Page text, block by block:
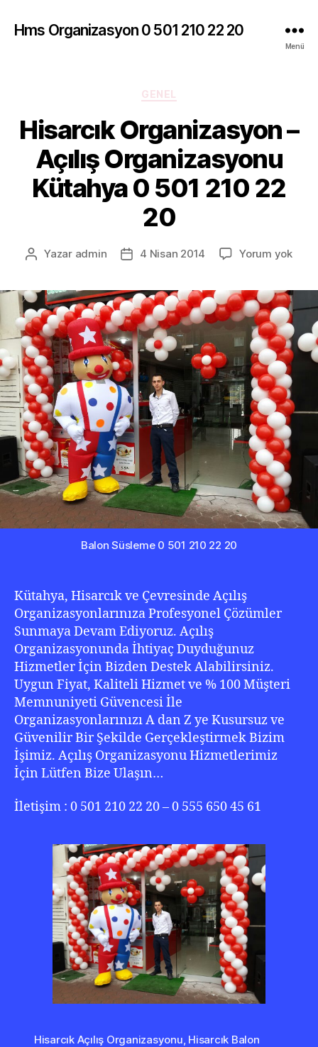
Hms Organizasyon 0 501 210 22 20
Menü
Kategoriler
GENEL
Hisarcık Organizasyon –
Açılış Organizasyonu
Kütahya 0 501 210 22
20
Yazının
Yazar admin
Yazı4 Nisan 2014 Yorum yok
Açılış
0
501
210
20
Balon Süsleme 0 501 210 22 20
Kütahya, Hisarcık ve Çevresinde Açılış
Organizasyonlarınıza Profesyonel Çözümler
Sunmaya Devam Ediyoruz. Açılış
Organizasyonunda İhtiyaç Duyduğunuz
Hizmetler İçin Bizden Destek Alabilirsiniz.
Uygun Fiyat, Kaliteli Hizmet ve % 100 Müşteri
Memnuniyeti Güvencesi İle
Organizasyonlarınızı A dan Z ye Kusursuz ve
Güvenilir Bir Şekilde Gerçekleştirmek Bizim
İşimiz. Açılış Organizasyonu Hizmetlerimiz
İçin Lütfen Bize Ulaşın…
İletişim : 0 501 210 22 20 – 0 555 650 45 61
Hisarcık Açılış Organizasyonu, Hisarcık Balon